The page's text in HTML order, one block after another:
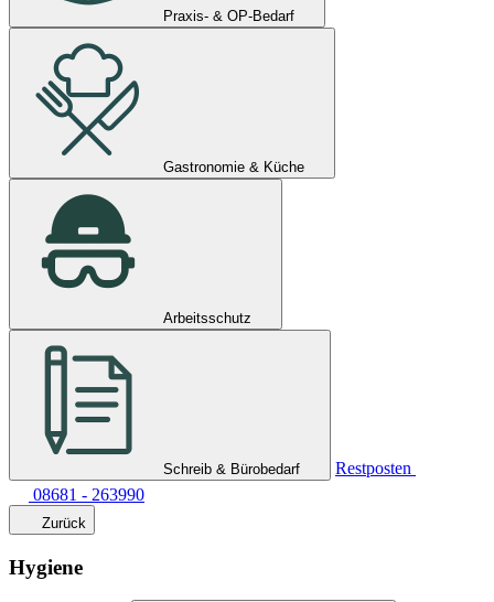
Praxis- & OP-Bedarf
Gastronomie & Küche
Arbeitsschutz
Schreib & Bürobedarf
Restposten
08681 - 263990
Zurück
Hygiene